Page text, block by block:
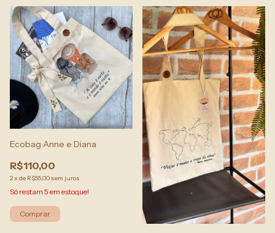
Ecobag Anne e Diana
R$110,00
2x de R$55,00 sem juros
Só restam 5 em estoque!